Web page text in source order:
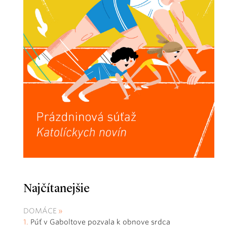
Najčítanejšie
DOMÁCE
Púť v Gaboltove pozvala k obnove srdca